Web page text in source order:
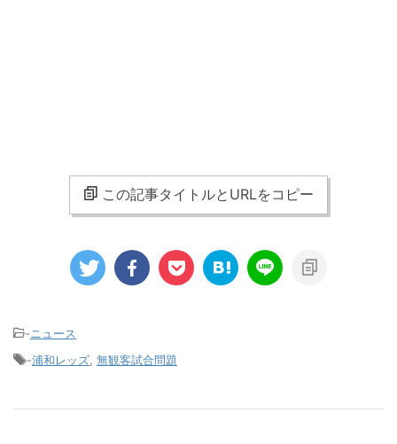
この記事タイトルとURLをコピー
-ニュース
-浦和レッズ 無観客試合問題